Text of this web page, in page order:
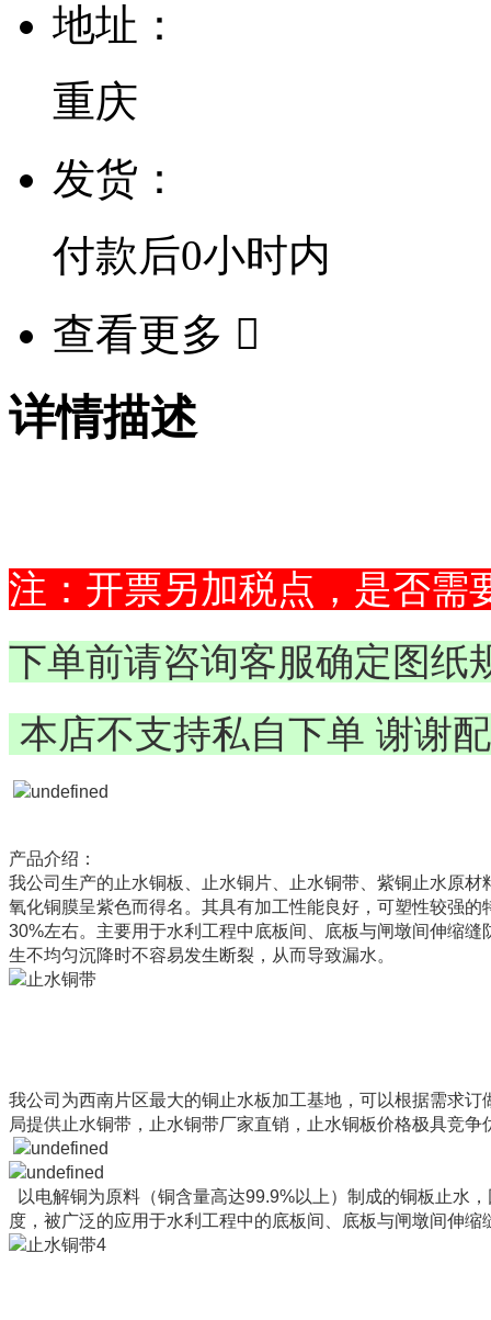
地址：
重庆
发货：
付款后0小时内
查看更多 
详情描述
注：开票另加税点，是否需
下单前请咨询客服确定图纸
本店不支持私自下单 谢谢
产品介绍：
我公司生产的止水铜板、止水铜片、止水铜带、紫铜止水原
氧化铜膜呈紫色而得名。其具有加工性能良好，可塑性较强
30%左右。主要用于水利工程中底板间、底板与闸墩间伸缩
生不均匀沉降时不容易发生断裂，从而导致漏水。
我公司为西南片区最大的铜止水板加工基地，可以根据需求
局提供止水铜带，止水铜带厂家直销，止水铜板价格极具竞
以电解铜为原料（铜含量高达99.9%以上）制成的铜板止水
度，被广泛的应用于水利工程中的底板间、底板与闸墩间伸